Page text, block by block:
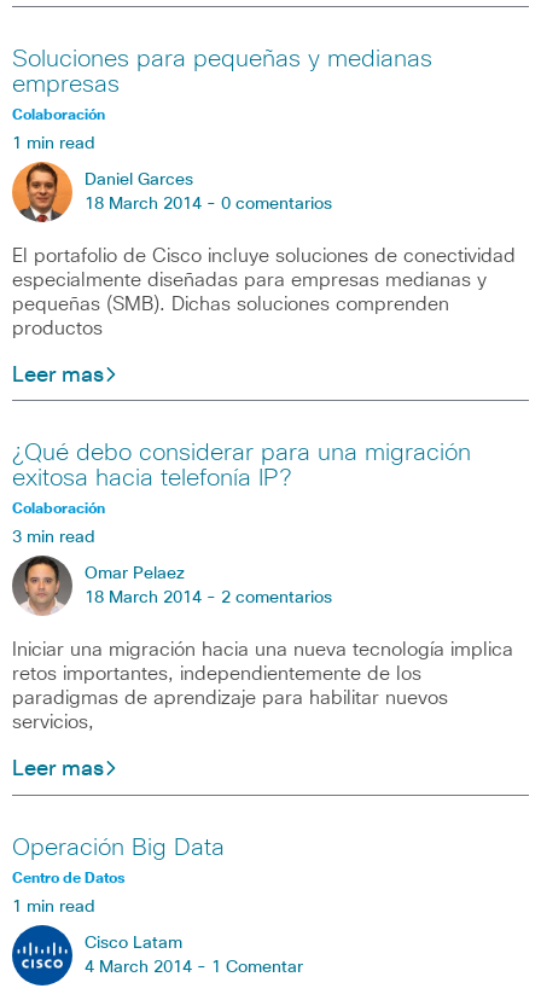
Soluciones para pequeñas y medianas
empresas
Colaboración
1 min read
Daniel Garces
18 March 2014 - 0 comentarios
El portafolio de Cisco incluye soluciones de conectividad
especialmente diseñadas para empresas medianas y
pequeñas (SMB). Dichas soluciones comprenden
productos
Leer mas
¿Qué debo considerar para una migración
exitosa hacia telefonía IP?
Colaboración
3 min read
Omar Pelaez
18 March 2014 - 2 comentarios
Iniciar una migración hacia una nueva tecnología implica
retos importantes, independientemente de los
paradigmas de aprendizaje para habilitar nuevos
servicios,
Leer mas
Operación Big Data
Centro de Datos
1 min read
Cisco Latam
4 March 2014 - 1 Comentar